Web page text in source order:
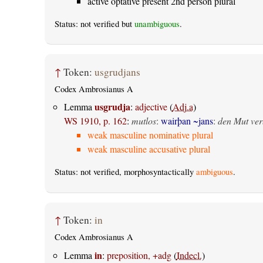
Status: not verified but unambiguous.
↑ Token: usgrudjans
Codex Ambrosianus A
Lemmausgrudja: adjective(Adj.a)
WS 1910, p. 162: mutlos: wairþan ~jans: den Mut
weak masculine nominative plural
weak masculine accusative plural
Status: not verified, morphosyntactically ambiguous.
↑ Token: in
Codex Ambrosianus A
Lemma in: preposition, +adg(Indecl.)